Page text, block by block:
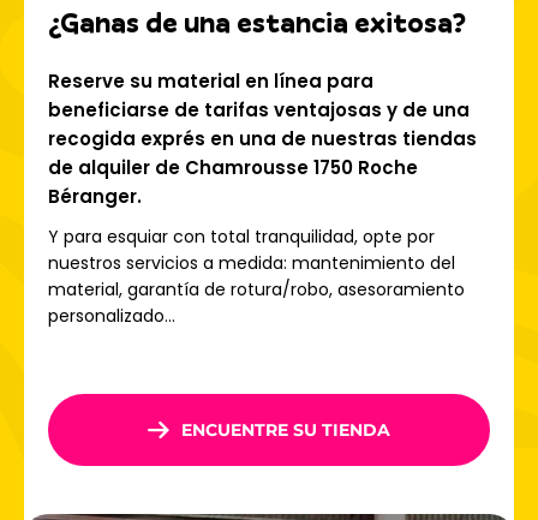
El dominio esquiable de Chamrousse abarca más de 90
km de pistas, repartidas entre
(Recoin)
Chamrousse 1750 (Roche Béranger).
pistas son variadas y aptas para todos los niveles:
Zonas para principiantes
Zonas de freeride, snowpark
Senderos escénicos
Los más aventureros también pueden probarel esquí
nocturnoo las rutas de esquí de travesía, ¡para alargar la
experiencia hasta el anochecer!
experimentar un resort visionario en el corazón de la
cordillera de Belledonne!
¿Ganas de una estancia exitosa?
Reserve su material en línea para
beneficiarse de tarifas ventajosas y de una
recogida exprés en una de nuestras tiendas
de alquiler de Chamrousse 1750 Roche
Béranger.
Y para esquiar con total tranquilidad, opte por
nuestros servicios a medida: mantenimiento del
material, garantía de rotura/robo, asesoramiento
personalizado...
ENCUENTRE SU TIENDA